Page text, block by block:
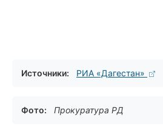
Источники: РИА «Дагестан»
Фото: Прокуратура РД